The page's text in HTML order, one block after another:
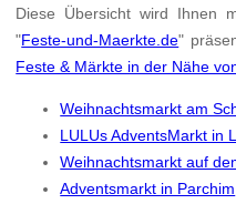
Diese Übersicht wird Ihnen
"Feste-und-Maerkte.de"
Feste & Märkte in der Nähe
Weihnachtsmarkt am
LULUs AdventsMarkt in
Weihnachtsmarkt auf
Adventsmarkt in Parchim